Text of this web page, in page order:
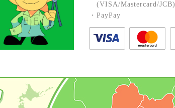
(VISA/Mastercard/JCB)
・PayPay